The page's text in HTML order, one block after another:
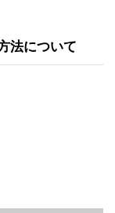
法について